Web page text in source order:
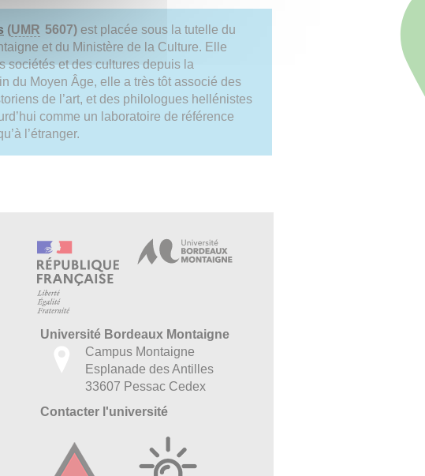
(UMR 5607) est placée sous la tutelle du
et du Ministère de la Culture. Elle
sociétés et des cultures depuis la
du Moyen Âge, elle a très tôt associé des
de l’art, et des philologues hellénistes
comme un laboratoire de référence
l’étranger.
Université Bordeaux Montaigne
Campus Montaigne
Esplanade des Antilles
33607 Pessac Cedex
Contacter l'université